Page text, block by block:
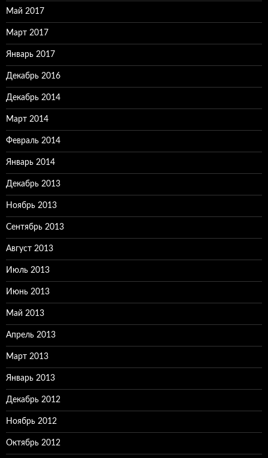
Май 2017
Март 2017
Январь 2017
Декабрь 2016
Декабрь 2014
Март 2014
Февраль 2014
Январь 2014
Декабрь 2013
Ноябрь 2013
Сентябрь 2013
Август 2013
Июль 2013
Июнь 2013
Май 2013
Апрель 2013
Март 2013
Январь 2013
Декабрь 2012
Ноябрь 2012
Октябрь 2012